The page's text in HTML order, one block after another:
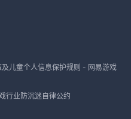
儿童个人信息保护规则 - 网易游戏
行业防沉迷自律公约